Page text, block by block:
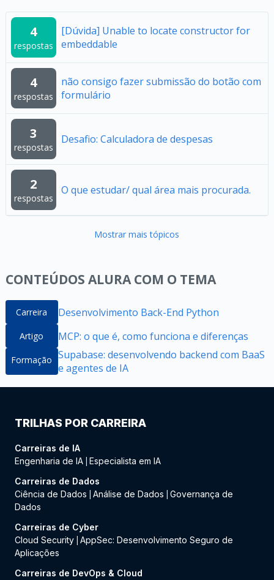
4
respostas
[Dúvida] Unable to locate constructor for
embeddable
4
respostas
não consigo fazer submissão do botão com
formulário
3
respostas
Desafio: Calculadora de despesas
2
respostas
O que estudar/ qual área mais procurada.
Mostrar mais tópicos
CONTEÚDOS ALURA COM O TEMA
Carreira Desenvolvimento Back-End Python
Artigo MCP: o que é, como funciona e diferenças
Formação Supabase: desenvolvendo backend com BaaS
e agentes de IA
TRILHAS POR CARREIRA
Carreiras de IA
Engenharia de IA Especialista em IA
Carreiras de Dados
Ciência de Dados
Análise de Dados
Governança de
Dados
Carreiras de Cyber
Cloud Security AppSec: Desenvolvimento Seguro de
Aplicações
Carreiras de DevOps & Cloud